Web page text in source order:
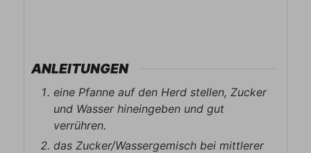
ANLEITUNGEN
eine Pfanne auf den Herd stellen, Zucker
und Wasser hineingeben und gut
verrühren.
das Zucker/Wassergemisch bei mittlerer